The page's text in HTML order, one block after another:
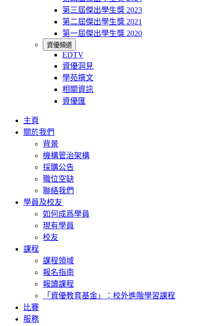
第三屆傑出學生獎 2023
第二屆傑出學生獎 2021
第一屆傑出學生獎 2020
資優頻道
EDTV
資優洞見
學苑撰文
相關資訊
資優匯
主頁
關於我們
背景
機構管治架構
採購公告
職位空缺
聯絡我們
學員及校友
如何成爲學員
現有學員
校友
課程
課程領域
報名指南
報讀課程
「資優教育基金」：校外進階學習課程
比賽
服務